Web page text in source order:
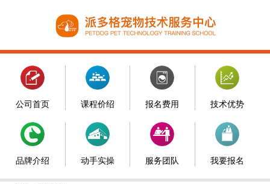
公司首页 课程价绍 报名费用 技术优势
品牌介绍 动手实操 服务团队 我要报名